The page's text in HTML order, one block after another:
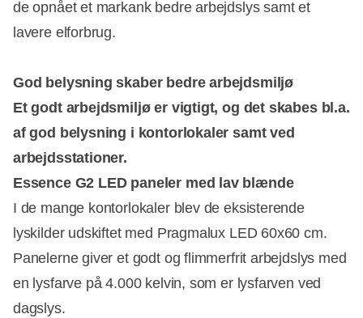
de opnået et markank bedre arbejdslys samt et
lavere elforbrug.
God belysning skaber bedre arbejdsmiljø
Et godt arbejdsmiljø er vigtigt, og det skabes bl.a.
af god belysning i kontorlokaler samt ved
arbejdsstationer.
Essence G2 LED paneler med lav blænde
I de mange kontorlokaler blev de eksisterende
lyskilder udskiftet med Pragmalux LED 60x60 cm.
Panelerne giver et godt og flimmerfrit arbejdslys med
en lysfarve på 4.000 kelvin, som er lysfarven ved
dagslys.